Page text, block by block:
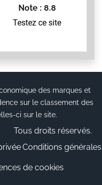
Note : 8.8
Testez ce site
des marques et
sur le classement des
ci sur le site.
Tous droits réservés.
Conditions générales
de cookies